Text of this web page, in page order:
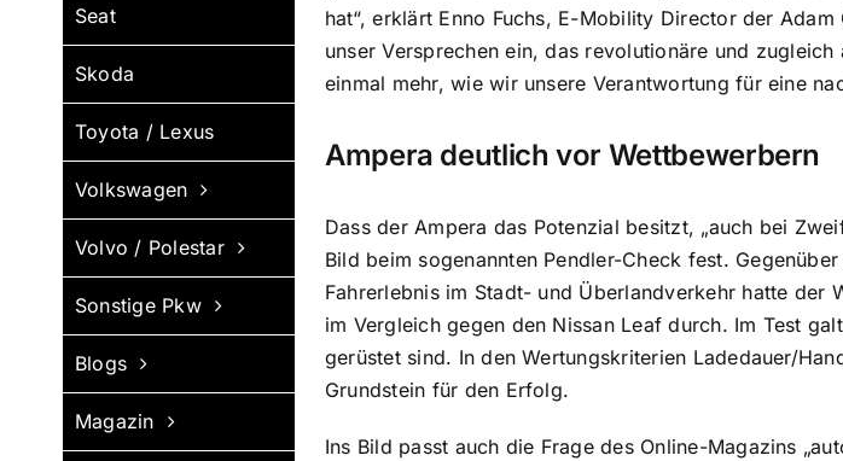
Seat
Skoda
Toyota / Lexus
Volkswagen
Volvo / Polestar
Sonstige Pkw
Blogs
Magazin
hat“, erklärt Enno Fuchs, E-Mobility Director der
unser Versprechen ein, das revolutionäre und
einmal mehr, wie wir unsere Verantwortung für eine
Ampera deutlich vor Wettbewerbern
Dass der Ampera das Potenzial besitzt, „auch bei
Bild beim sogenannten Pendler-Check fest.
Fahrerlebnis im Stadt- und Überlandverkehr hatte der
im Vergleich gegen den Nissan Leaf durch. Im Test
gerüstet sind. In den Wertungskriterien Ladedauer/
Grundstein für den Erfolg.
Ins Bild passt auch die Frage des Online-Magazins